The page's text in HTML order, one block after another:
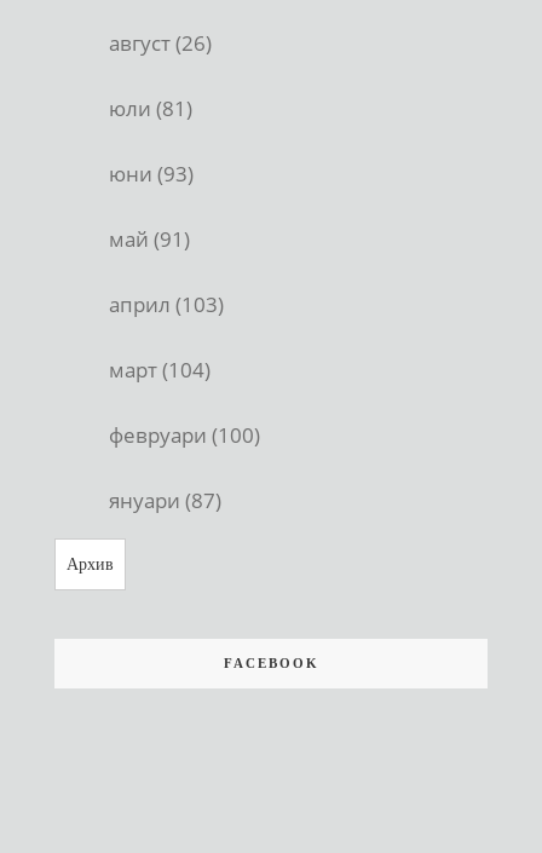
август (26)
юли (81)
юни (93)
май (91)
април (103)
март (104)
февруари (100)
януари (87)
Архив
FACEBOOK